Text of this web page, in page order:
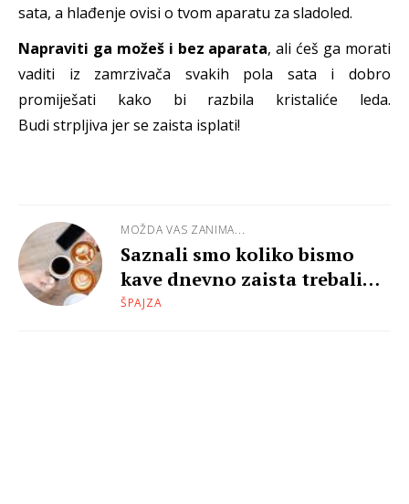
sata, a hlađenje ovisi o tvom aparatu za sladoled.
Napraviti ga možeš i bez aparata, ali ćeš ga morati
vaditi iz zamrzivača svakih pola sata i dobro
promiješati kako bi razbila kristaliće leda.
Budi strpljiva jer se zaista isplati!
MOŽDA VAS ZANIMA...
Saznali smo koliko bismo
kave dnevno zaista trebali
piti
ŠPAJZA